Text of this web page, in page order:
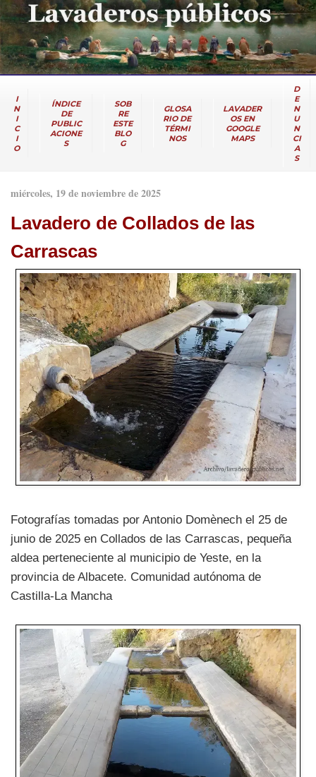
I
N
I
C
I
O
ÍNDICE
DE
PUBLIC
ACIONE
S
SOB
RE
ESTE
BLO
G
GLOSA
RIO DE
TÉRMI
NOS
LAVADER
OS EN
GOOGLE
MAPS
D
E
N
U
N
CI
A
S
miércoles, 19 de noviembre de 2025
Lavadero de Collados de las
Carrascas
Fotografías tomadas por Antonio Domènech el 25 de
junio de 2025 en Collados de las Carrascas, pequeña
aldea perteneciente al municipio de Yeste, en la
provincia de Albacete. Comunidad autónoma de
Castilla-La Mancha